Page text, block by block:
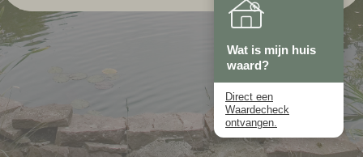
Wat is mijn huis
waard?
Direct een
Waardecheck
ontvangen.